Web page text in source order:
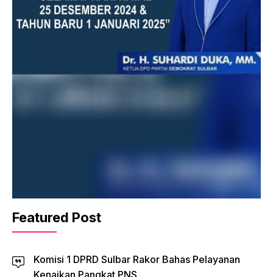
Featured Post
Komisi 1 DPRD Sulbar Rakor Bahas Pelayanan